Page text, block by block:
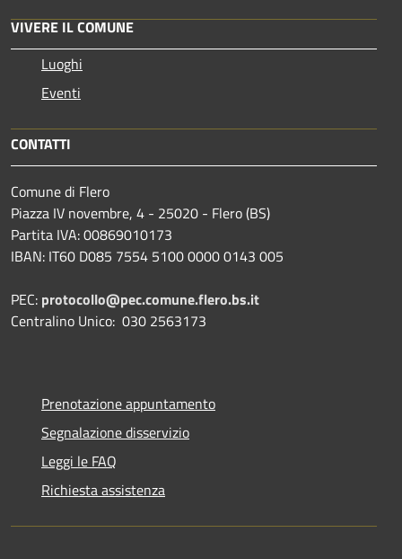
VIVERE IL COMUNE
Luoghi
Eventi
CONTATTI
Comune di Flero
Piazza IV novembre, 4 - 25020 - Flero (BS)
Partita IVA: 00869010173
IBAN: IT60 D085 7554 5100 0000 0143 005
PEC: protocollo@pec.comune.flero.bs.it
Centralino Unico: 030 2563173
Prenotazione appuntamento
Segnalazione disservizio
Leggi le FAQ
Richiesta assistenza